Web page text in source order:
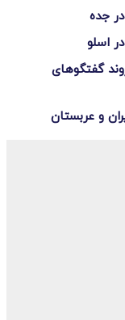
در جده
اسلو
گفتگوهای
و عربستان